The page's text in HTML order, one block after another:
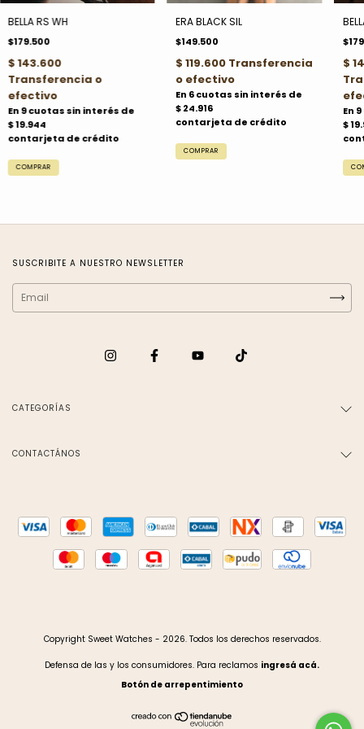
BELLA RS WH
$179.500
ERA BLACK SIL
$149.500
SUSCRIBITE A NUESTRO NEWSLETTER
CATEGORÍAS
CONTACTÁNOS
Copyright Sweet Watches - 2026. Todos los derechos reservados.
Defensa de las y los consumidores. Para reclamos ingresá acá.
Botón de arrepentimiento